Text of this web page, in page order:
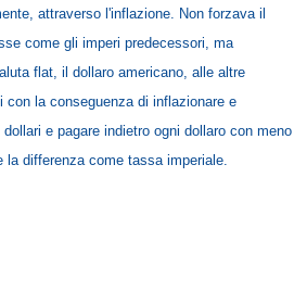
attraverso l'inflazione. Non forzava il
come gli imperi predecessori, ma
flat, il dollaro americano, alle altre
con la conseguenza di inflazionare e
e pagare indietro ogni dollaro con meno
la differenza come tassa imperiale.